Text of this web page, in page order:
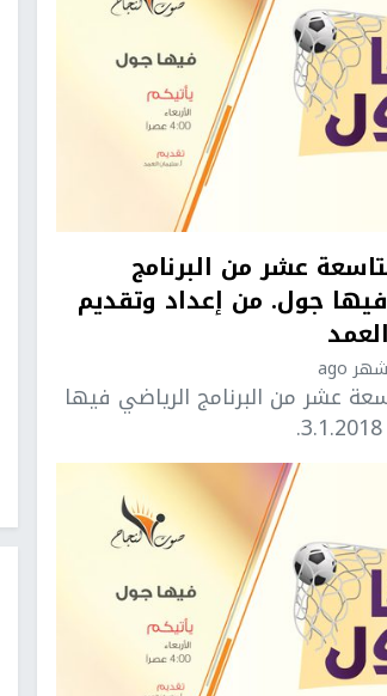
عشر من البرنامج
جول. من إعداد وتقديم
عشر من البرنامج الرياضي فيها